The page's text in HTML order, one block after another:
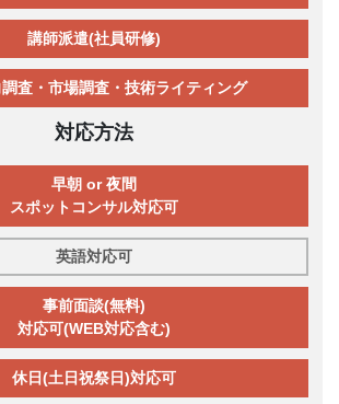
講師派遣(社員研修)
査・市場調査・技術ライティング
対応方法
早朝 or 夜間
スポットコンサル対応可
英語対応可
事前面談(無料)
対応可(WEB対応含む)
休日(土日祝祭日)対応可